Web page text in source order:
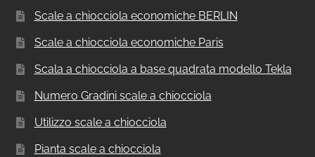
Scale a chiocciola economiche BERLIN
Scale a chiocciola economiche Paris
Scala a chiocciola a base quadrata modello Tekla
Numero Gradini scale a chiocciola
Utilizzo scale a chiocciola
Pianta scale a chiocciola